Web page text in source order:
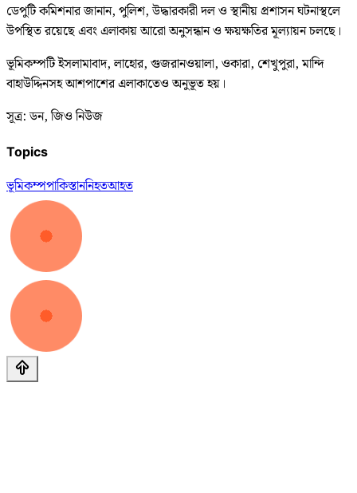
ডেপুটি কমিশনার জানান, পুলিশ, উদ্ধারকারী দল ও স্থানীয় প্রশাসন ঘটনাস্থলে
উপস্থিত রয়েছে এবং এলাকায় আরো অনুসন্ধান ও ক্ষয়ক্ষতির মূল্যায়ন চলছে।
ভূমিকম্পটি ইসলামাবাদ, লাহোর, গুজরানওয়ালা, ওকারা, শেখুপুরা, মান্দি
বাহাউদ্দিনসহ আশপাশের এলাকাতেও অনুভূত হয়।
সূত্র: ডন, জিও নিউজ
Topics
ভূমিকম্পপাকিস্তাননিহতআহত